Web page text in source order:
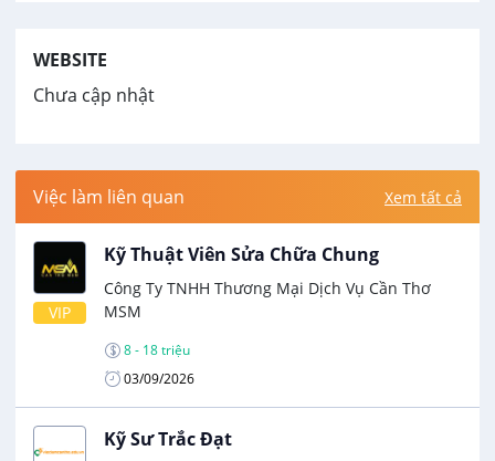
WEBSITE
Chưa cập nhật
Việc làm liên quan Xem tất cả
VIP
Kỹ Thuật Viên Sửa Chữa Chung
Công Ty TNHH Thương Mại Dịch Vụ Cần Thơ
MSM
8 - 18 triệu
03/09/2026
Kỹ Sư Trắc Đạt